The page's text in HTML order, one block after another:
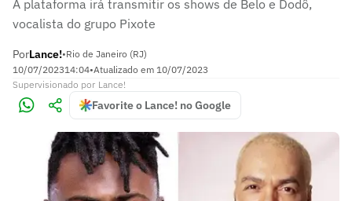
A plataforma irá transmitir os shows de Belo e Dodô,
vocalista do grupo Pixote
PorLance!•Rio de Janeiro (RJ)
10/07/202314:04•Atualizado em 10/07/2023
Supervisionado por Lance!
Favorite o Lance! no Google